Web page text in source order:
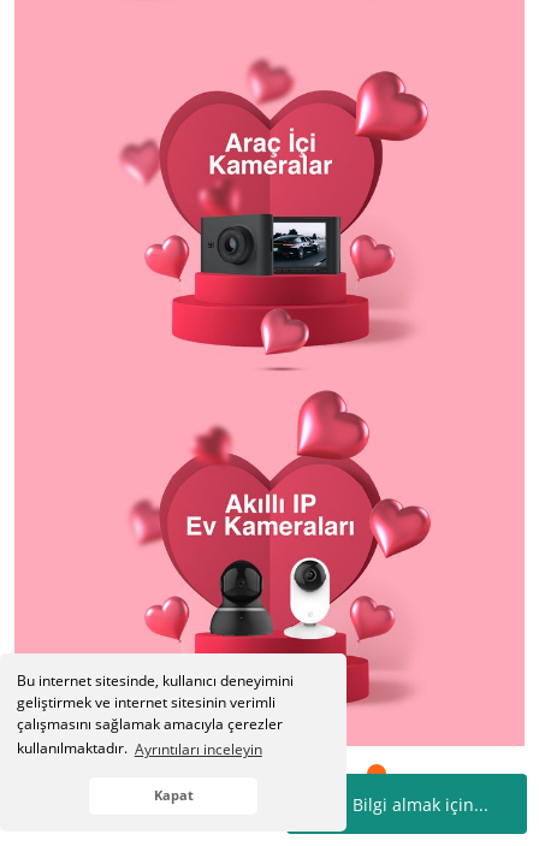
Bu internet sitesinde, kullanıcı deneyimini
geliştirmek ve internet sitesinin verimli
çalışmasını sağlamak amacıyla çerezler
kullanılmaktadır. Ayrıntıları inceleyin
Kapat Bilgi almak için...
Hesabım Sepetim İletişim